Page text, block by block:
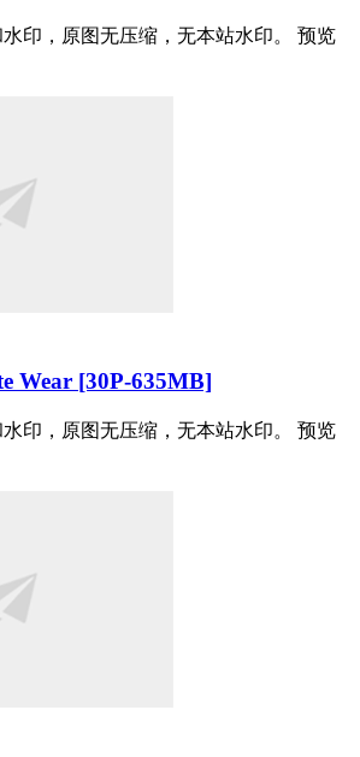
印，原图无压缩，无本站水印。 预览
Wear [30P-635MB]
印，原图无压缩，无本站水印。 预览